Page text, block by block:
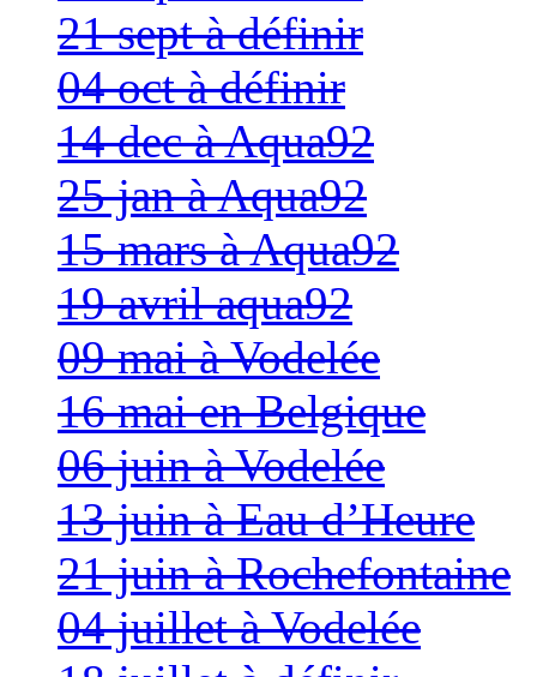
21 sept à définir
04 oct à définir
14 dec à Aqua92
25 jan à Aqua92
15 mars à Aqua92
19 avril aqua92
09 mai à Vodelée
16 mai en Belgique
06 juin à Vodelée
13 juin à Eau d’Heure
21 juin à Rochefontaine
04 juillet à Vodelée